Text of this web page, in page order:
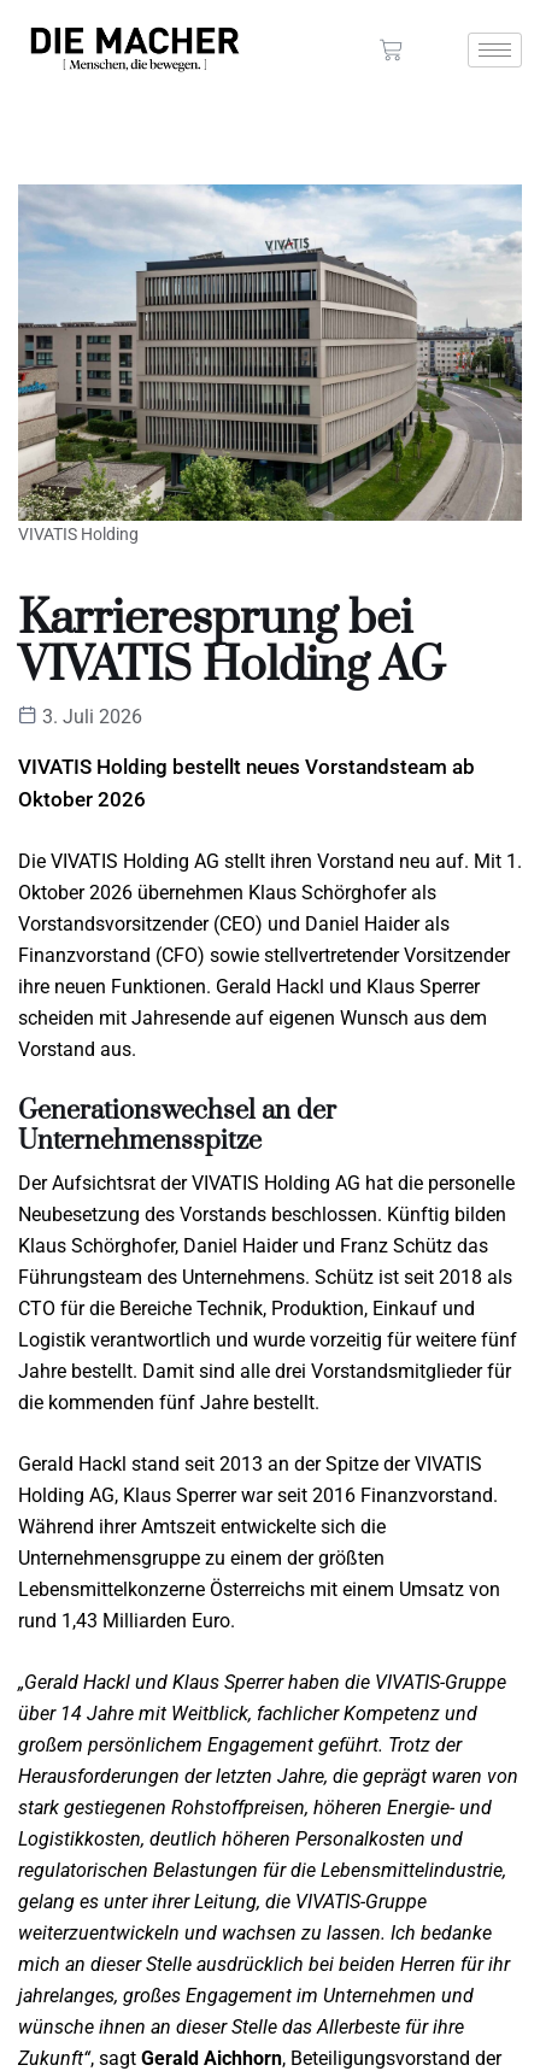
VIVATIS Holding
Karrieresprung bei
VIVATIS Holding AG
3. Juli 2026
VIVATIS Holding bestellt neues Vorstandsteam ab
Oktober 2026
Die VIVATIS Holding AG stellt ihren Vorstand neu auf. Mit 1.
Oktober 2026 übernehmen Klaus Schörghofer als
Vorstandsvorsitzender (CEO) und Daniel Haider als
Finanzvorstand (CFO) sowie stellvertretender Vorsitzender
ihre neuen Funktionen. Gerald Hackl und Klaus Sperrer
scheiden mit Jahresende auf eigenen Wunsch aus dem
Vorstand aus.
Generationswechsel an der
Unternehmensspitze
Der Aufsichtsrat der VIVATIS Holding AG hat die personelle
Neubesetzung des Vorstands beschlossen. Künftig bilden
Klaus Schörghofer, Daniel Haider und Franz Schütz das
Führungsteam des Unternehmens. Schütz ist seit 2018 als
CTO für die Bereiche Technik, Produktion, Einkauf und
Logistik verantwortlich und wurde vorzeitig für weitere fünf
Jahre bestellt. Damit sind alle drei Vorstandsmitglieder für
die kommenden fünf Jahre bestellt.
Gerald Hackl stand seit 2013 an der Spitze der VIVATIS
Holding AG, Klaus Sperrer war seit 2016 Finanzvorstand.
Während ihrer Amtszeit entwickelte sich die
Unternehmensgruppe zu einem der größten
Lebensmittelkonzerne Österreichs mit einem Umsatz von
rund 1,43 Milliarden Euro.
„Gerald Hackl und Klaus Sperrer haben die VIVATIS-Gruppe
über 14 Jahre mit Weitblick, fachlicher Kompetenz und
großem persönlichem Engagement geführt. Trotz der
Herausforderungen der letzten Jahre, die geprägt waren von
stark gestiegenen Rohstoffpreisen, höheren Energie- und
Logistikkosten, deutlich höheren Personalkosten und
regulatorischen Belastungen für die Lebensmittelindustrie,
gelang es unter ihrer Leitung, die VIVATIS-Gruppe
weiterzuentwickeln und wachsen zu lassen. Ich bedanke
mich an dieser Stelle ausdrücklich bei beiden Herren für ihr
jahrelanges, großes Engagement im Unternehmen und
wünsche ihnen an dieser Stelle das Allerbeste für ihre
Zukunft“, sagt Gerald Aichhorn, Beteiligungsvorstand der